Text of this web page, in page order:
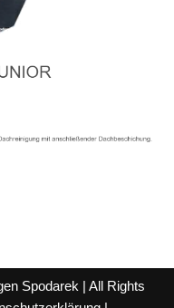
Spodarek | All Rights